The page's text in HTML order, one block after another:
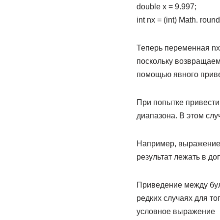
double x = 9.997;
int nx = (int) Math.
Теперь переменная
поскольку
помощью явного
При попытке
диапазона. В этом
Например, вы­ражение
результат лежать в
Приведение между
редких случаях для
условное выражение